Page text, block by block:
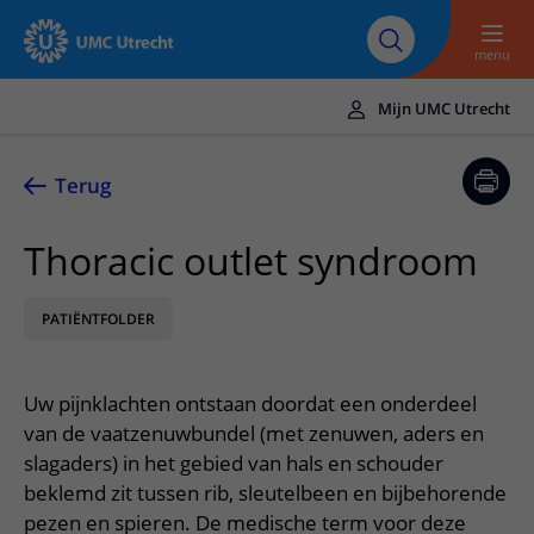
Naar hoofdinhoud
Over UMC
Utrecht
Research
Werken bij het UMC
Utrecht
menu
UMC Utrecht
Zorg en behandeling
Ziekten en aandoeningen
Poliklinieken
Verpleegafdelingen
Onze zorgverleners
Afspraak en opname
Bezoek aan de polikliniek
Opname in het ziekenhuis
Voorbereiding op uw afspraak
Op bezoek in het UMC Utrecht
Apotheek
Winkels en restaurants
Contact en route
Spoed
Contactgegevens
Verwijzers
Patiënt verwijzen
Mijn UMC Utrecht
Terug
Thoracic outlet syndroom
PATIËNTFOLDER
Uw pijnklachten ontstaan doordat een onderdeel
van de vaatzenuwbundel (met zenuwen, aders en
slagaders) in het gebied van hals en schouder
beklemd zit tussen rib, sleutelbeen en bijbehorende
pezen en spieren. De medische term voor deze